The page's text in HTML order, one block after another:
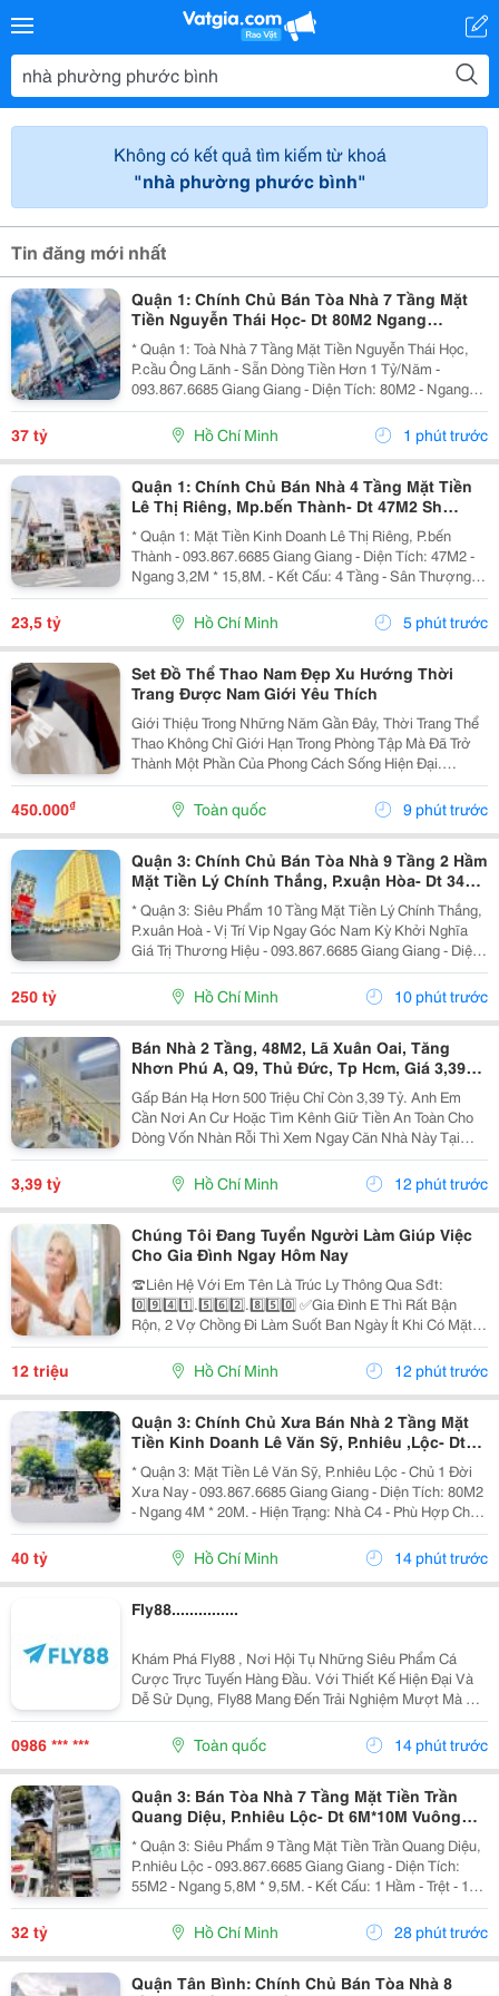
Không có kết quả tìm kiếm từ khoá
"nhà phường phước bình"
Tin đăng mới nhất
Quận 1: Chính Chủ Bán Tòa Nhà 7 Tầng Mặt
Tiền Nguyễn Thái Học- Dt 80M2 Ngang
4M*20M- Khai Thác Dòng Tiền Hơn 1 Tỷ/Năm-
Chào Giá Tốt
* Quận 1: Toà Nhà 7 Tầng Mặt Tiền Nguyễn Thái Học,
P.cầu Ông Lãnh - Sẵn Dòng Tiền Hơn 1 Tỷ/Năm -
093.867.6685 Giang Giang - Diện Tích: 80M2 - Ngang
4M * 20M. - Kết Cấu: 7 Tầng - Thang Máy - 12 Phòng Mỗi
Tầng 2 Phòng Lớn. - Dòng Tiền Khai Thác Full...
37 tỷ Hồ Chí Minh 1 phút trước
Quận 1: Chính Chủ Bán Nhà 4 Tầng Mặt Tiền
Lê Thị Riêng, Mp.bến Thành- Dt 47M2 Sh
Vuông Đẹp- Đang Cho Nhà Hàng Hàn Kd Dòng
Tiền
* Quận 1: Mặt Tiền Kinh Doanh Lê Thị Riêng, P.bến
Thành - 093.867.6685 Giang Giang - Diện Tích: 47M2 -
Ngang 3,2M * 15,8M. - Kết Cấu: 4 Tầng - Sân Thượng. -
Sẵn Dòng Tiền Đều Hiện Đang Cho Nhà Hàn Hàn Quốc
Thuê. - Sổ Hồng Vuông Vức - Hoàn Công...
23,5 tỷ Hồ Chí Minh 5 phút trước
Set Đồ Thể Thao Nam Đẹp Xu Hướng Thời
Trang Được Nam Giới Yêu Thích
Giới Thiệu Trong Những Năm Gần Đây, Thời Trang Thể
Thao Không Chỉ Giới Hạn Trong Phòng Tập Mà Đã Trở
Thành Một Phần Của Phong Cách Sống Hiện Đại.
Những Mẫu Set Đồ Thể Thao Nam Đẹp Được Nhiều
Nam Giới Lựa Chọn Bởi Sự Kết Hợp Hài Hòa Giữa Tính
Thẩm...
450.000₫ Toàn quốc 9 phút trước
Quận 3: Chính Chủ Bán Tòa Nhà 9 Tầng 2 Hầm
Mặt Tiền Lý Chính Thắng, P.xuận Hòa- Dt 34M2
Ngang 9,3M*47M- Đang Khai Thác Vp Cty- Vị
Trí Siêu
* Quận 3: Siêu Phẩm 10 Tầng Mặt Tiền Lý Chính Thắng,
P.xuân Hoà - Vị Trí Vip Ngay Góc Nam Kỳ Khởi Nghĩa
Giá Trị Thương Hiệu - 093.867.6685 Giang Giang - Diện
Tích: 333,3M2 - Ngang 4,1M Nở Hậu 9,3M * 47M. - Kết
Cấu: 2 Hầm - 8 Tầng - Sân Thượng -...
250 tỷ Hồ Chí Minh 10 phút trước
Bán Nhà 2 Tầng, 48M2, Lã Xuân Oai, Tăng
Nhơn Phú A, Q9, Thủ Đức, Tp Hcm, Giá 3,39
Tỷ.
Gấp Bán Hạ Hơn 500 Triệu Chỉ Còn 3,39 Tỷ. Anh Em
Cần Nơi An Cư Hoặc Tìm Kênh Giữ Tiền An Toàn Cho
Dòng Vốn Nhàn Rỗi Thì Xem Ngay Căn Nhà Này Tại
Đường Lã Xuân Oai, Phường Tăng Nhơn Phú A, Quận
9. Tp Hcm. Diện Tích Đất 48M2, Kích Thước 3.7M X...
3,39 tỷ Hồ Chí Minh 12 phút trước
Chúng Tôi Đang Tuyển Người Làm Giúp Việc
Cho Gia Đình Ngay Hôm Nay
☎️Liên Hệ Với Em Tên Là Trúc Ly Thông Qua Sđt:
0️⃣9️⃣4️⃣1️⃣.5️⃣6️⃣2️⃣.8️⃣5️⃣0️⃣ ✅Gia Đình E Thì Rất Bận
Rộn, 2 Vợ Chồng Đi Làm Suốt Ban Ngày Ít Khi Có Mặt Ở
Nhà. Nhưng Nhà Lại Có 1 Bà Cụ Đau Yếu Và 1 Bé Nhỏ
Năm Nay Đã Gần 2 Tuổi Vì Vậy Để Có Thể An...
12 triệu Hồ Chí Minh 12 phút trước
Quận 3: Chính Chủ Xưa Bán Nhà 2 Tầng Mặt
Tiền Kinh Doanh Lê Văn Sỹ, P.nhiêu ,Lộc- Dt
80M2 Ngang 4M*20M Sh Vuông Vức- Phù Hợp
Khách Xây Mới
* Quận 3: Mặt Tiền Lê Văn Sỹ, P.nhiêu Lộc - Chủ 1 Đời
Xưa Nay - 093.867.6685 Giang Giang - Diện Tích: 80M2
- Ngang 4M * 20M. - Hiện Trạng: Nhà C4 - Phù Hợp Chủ
Mới Xây Theo Công Năng. - Sổ Hồng Vuông Đẹp. - Chủ
Chào: 40T. * Giang Giang:...
40 tỷ Hồ Chí Minh 14 phút trước
Fly88...............
Khám Phá Fly88 , Nơi Hội Tụ Những Siêu Phẩm Cá
Cược Trực Tuyến Hàng Đầu. Với Thiết Kế Hiện Đại Và
Dễ Sử Dụng, Fly88 Mang Đến Trải Nghiệm Mượt Mà Dù
Bạn Chơi Trên Điện Thoại Hay Máy Tính. Điểm Tựa
Niềm Tin Của Người Chơi Nằm Ở Hệ Thống Thanh
Toán Rõ...
0986 *** *** Toàn quốc 14 phút trước
Quận 3: Bán Tòa Nhà 7 Tầng Mặt Tiền Trần
Quang Diệu, P.nhiêu Lộc- Dt 6M*10M Vuông
Đẹp- Nhà 2 Mt Thoáng- Chính Chủ Chào Giá
Chỉ 32T
* Quận 3: Siêu Phẩm 9 Tầng Mặt Tiền Trần Quang Diệu,
P.nhiêu Lộc - 093.867.6685 Giang Giang - Diện Tích:
55M2 - Ngang 5,8M * 9,5M. - Kết Cấu: 1 Hầm - Trệt - 1
Lửng - 5 Tầng - Sân Thượng - Thang Máy. + Tầng Hầm:
Kinh Doanh Giặt Sấy. + Tầng Trệt -...
32 tỷ Hồ Chí Minh 28 phút trước
Quận Tân Bình: Chính Chủ Bán Tòa Nhà 8